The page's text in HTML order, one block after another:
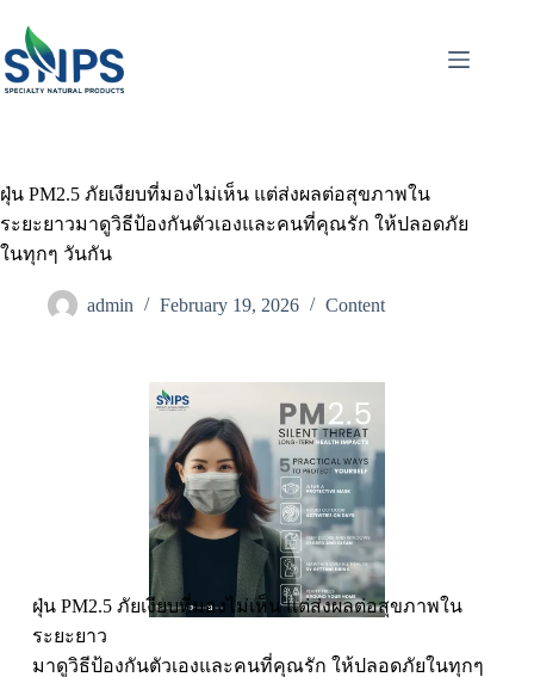
ฝุ่น PM2.5 ภัยเงียบที่มองไม่เห็น แต่ส่งผลต่อสุขภาพใน
ระยะยาวมาดูวิธีป้องกันตัวเองและคนที่คุณรัก ให้ปลอดภัย
ในทุกๆ วันกัน
admin February 19, 2026 Content
ฝุ่น PM2.5 ภัยเงียบที่มองไม่เห็น แต่ส่งผลต่อสุขภาพใน
ระยะยาว
มาดูวิธีป้องกันตัวเองและคนที่คุณรัก ให้ปลอดภัยในทุกๆ